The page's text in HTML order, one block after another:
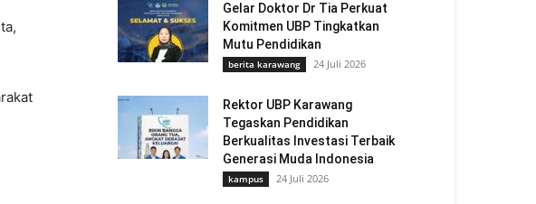
Gelar Doktor Dr Tia Perkuat
Komitmen UBP Tingkatkan
Mutu Pendidikan
berita karawang 24 Juli 2026
Rektor UBP Karawang
Tegaskan Pendidikan
Berkualitas Investasi Terbaik
Generasi Muda Indonesia
kampus 24 Juli 2026